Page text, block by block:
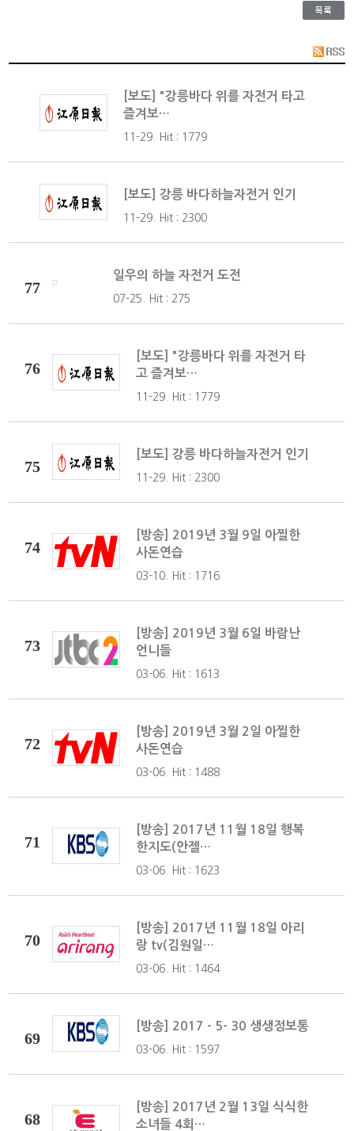
[보도] "강릉바다 위를 자전거 타고
즐겨보…
11-29. Hit : 1779
[보도] 강릉 바다하늘자전거 인기
11-29. Hit : 2300
77
일우의 하늘 자전거 도전
07-25. Hit : 275
76
[보도] "강릉바다 위를 자전거 타
고 즐겨보…
11-29. Hit : 1779
75
[보도] 강릉 바다하늘자전거 인기
11-29. Hit : 2300
74
[방송] 2019년 3월 9일 아찔한
사돈연습
03-10. Hit : 1716
73
[방송] 2019년 3월 6일 바람난
언니들
03-06. Hit : 1613
72
[방송] 2019년 3월 2일 아찔한
사돈연습
03-06. Hit : 1488
71
[방송] 2017년 11월 18일 행복
한지도(안젤…
03-06. Hit : 1623
70
[방송] 2017년 11월 18일 아리
랑 tv(김원일…
03-06. Hit : 1464
69
[방송] 2017 - 5- 30 생생정보통
03-06. Hit : 1597
68
[방송] 2017년 2월 13일 식식한
소녀들 4회…